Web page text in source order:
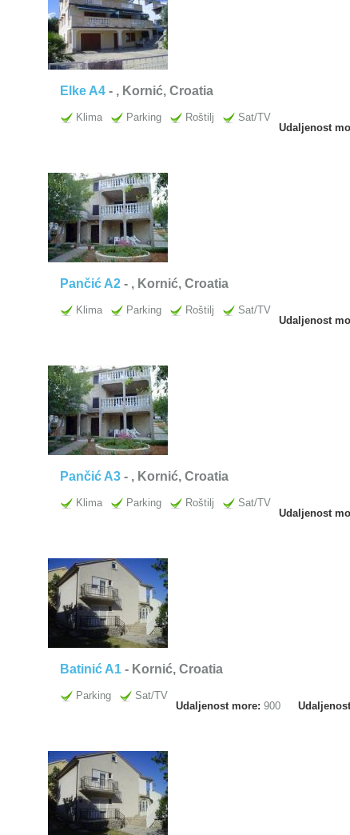
Elke A4 - , Kornić, Croatia
Klima Parking Roštilj
Sat/TV
Udaljenost
Pančić A2 - , Kornić, Croatia
Klima Parking Roštilj
Sat/TV
Udaljenost
Pančić A3 - , Kornić, Croatia
Klima Parking Roštilj
Sat/TV
Udaljenost
Batinić A1 - Kornić, Croatia
Parking
Sat/TV
Udaljenost more: 900